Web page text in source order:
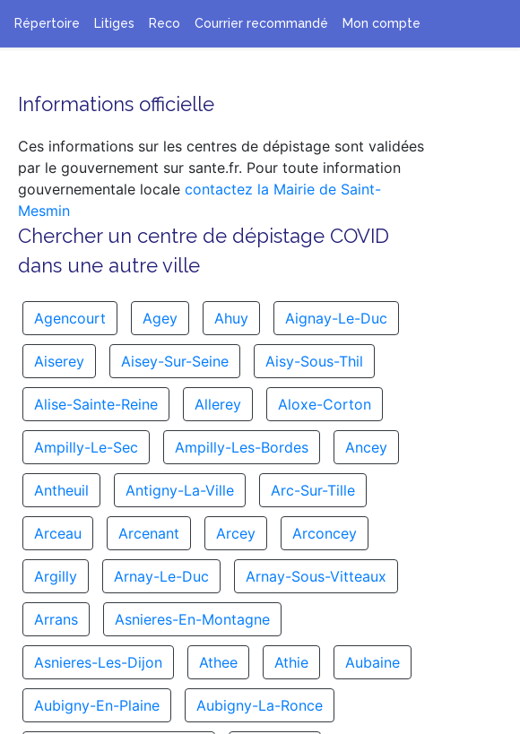
Répertoire Litiges Reco Courrier recommandé Mon compte
Informations officielle
Ces informations sur les centres de dépistage sont validées
par le gouvernement sur sante.fr. Pour toute information
gouvernementale localecontactez la Mairie de Saint-
Mesmin
Chercher un centre de dépistage COVID
dans une autre ville
Agencourt Agey Ahuy Aignay-Le-Duc
Aiserey Aisey-Sur-Seine Aisy-Sous-Thil
Alise-Sainte-Reine Allerey Aloxe-Corton
Ampilly-Le-Sec Ampilly-Les-Bordes Ancey
Antheuil Antigny-La-Ville Arc-Sur-Tille
Arceau Arcenant Arcey Arconcey
Argilly Arnay-Le-Duc Arnay-Sous-Vitteaux
Arrans Asnieres-En-Montagne
Asnieres-Les-Dijon Athee Athie Aubaine
Aubigny-En-Plaine Aubigny-La-Ronce